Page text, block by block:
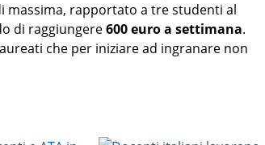
massima, rapportato a tre studenti al
di raggiungere600 euro a settimana.
che per iniziare ad ingranare non